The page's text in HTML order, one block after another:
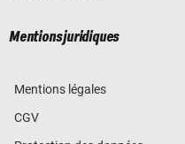
Mentions juridiques
Mentions légales
CGV